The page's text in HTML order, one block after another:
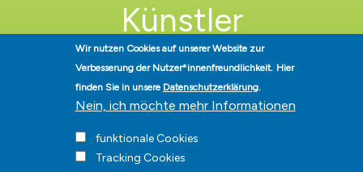
Künstler
Stadt Hohen Neuendorf • Oranienburger Str. 2 • 16540 Hohen
Neuendorf • Telefon03303-528-0• E-Mail:
Wir nutzen Cookies auf unserer Website zur
Verbesserung der Nutzer*innenfreundlichkeit. Hier
finden Sie in unsere Datenschutzerklärung.
Nein, ich möchte mehr Informationen
funktionale Cookies
Tracking Cookies